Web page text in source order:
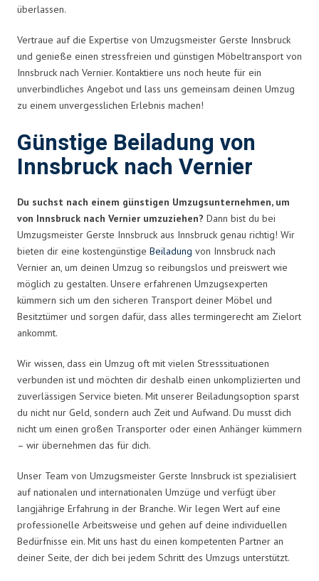
überlassen.
Vertraue auf die Expertise von Umzugsmeister Gerste Innsbruck
und genieße einen stressfreien und günstigen Möbeltransport von
Innsbruck nach Vernier. Kontaktiere uns noch heute für ein
unverbindliches Angebot und lass uns gemeinsam deinen Umzug
zu einem unvergesslichen Erlebnis machen!
Günstige Beiladung von
Innsbruck nach Vernier
Du suchst nach einem günstigen Umzugsunternehmen, um
von Innsbruck nach Vernier umzuziehen? Dann bist du bei
Umzugsmeister Gerste Innsbruck aus Innsbruck genau richtig! Wir
bieten dir eine kostengünstige Beiladung von Innsbruck nach
Vernier an, um deinen Umzug so reibungslos und preiswert wie
möglich zu gestalten. Unsere erfahrenen Umzugsexperten
kümmern sich um den sicheren Transport deiner Möbel und
Besitztümer und sorgen dafür, dass alles termingerecht am Zielort
ankommt.
Wir wissen, dass ein Umzug oft mit vielen Stresssituationen
verbunden ist und möchten dir deshalb einen unkomplizierten und
zuverlässigen Service bieten. Mit unserer Beiladungsoption sparst
du nicht nur Geld, sondern auch Zeit und Aufwand. Du musst dich
nicht um einen großen Transporter oder einen Anhänger kümmern
– wir übernehmen das für dich.
Unser Team von Umzugsmeister Gerste Innsbruck ist spezialisiert
auf nationalen und internationalen Umzüge und verfügt über
langjährige Erfahrung in der Branche. Wir legen Wert auf eine
professionelle Arbeitsweise und gehen auf deine individuellen
Bedürfnisse ein. Mit uns hast du einen kompetenten Partner an
deiner Seite, der dich bei jedem Schritt des Umzugs unterstützt.